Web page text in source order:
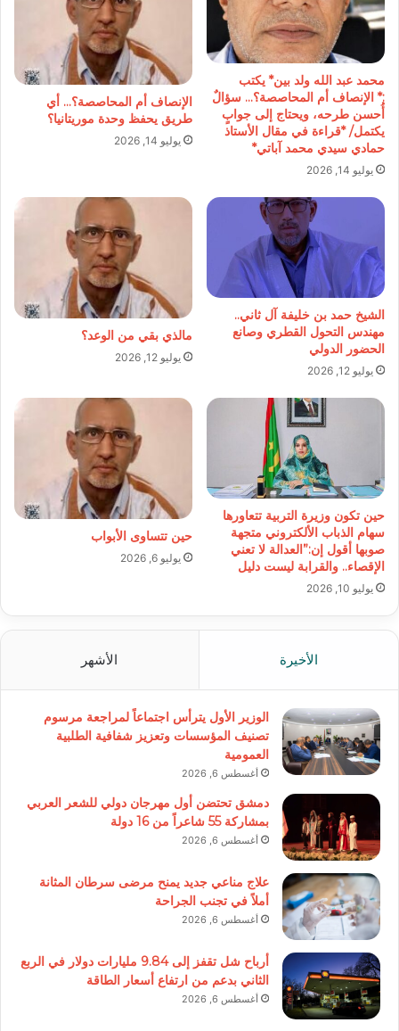
محمد عبد الله ولد بين* يكتب
:* الإنصاف أم المحاصصة؟… سؤالٌ
أُحسن طرحه، ويحتاج إلى جوابٍ
يكتمل/ *قراءة في مقال الأستاذ
حمادي سيدي محمد آباتي*
يوليو 14, 2026
الإنصاف أم المحاصصة؟… أي
طريق يحفظ وحدة موريتانيا؟
يوليو 14, 2026
الشيخ حمد بن خليفة آل ثاني..
مهندس التحول القطري وصانع
الحضور الدولي
يوليو 12, 2026
مالذي بقي من الوعد؟
يوليو 12, 2026
حين تكون وزيرة التربية تتعاورها
سهام الذباب الألكتروني متجهة
صوبها أقول إن:”العدالة لا تعني
الإقصاء.. والقرابة ليست دليل
يوليو 10, 2026
حين تتساوى الأبواب
يوليو 6, 2026
الأخيرة الأشهر
الوزير الأول يترأس اجتماعاً لمراجعة مرسوم
تصنيف المؤسسات وتعزيز شفافية الطلبية
العمومية
أغسطس 6, 2026
دمشق تحتضن أول مهرجان دولي للشعر العربي
بمشاركة 55 شاعراً من 16 دولة
أغسطس 6, 2026
علاج مناعي جديد يمنح مرضى سرطان المثانة
أملاً في تجنب الجراحة
أغسطس 6, 2026
أرباح شل تقفز إلى 9.84 مليارات دولار في الربع
الثاني بدعم من ارتفاع أسعار الطاقة
أغسطس 6, 2026